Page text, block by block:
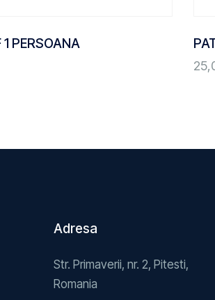
PERSOANA
Adresa
Str. Primaverii, nr. 2, Pitesti,
Romania